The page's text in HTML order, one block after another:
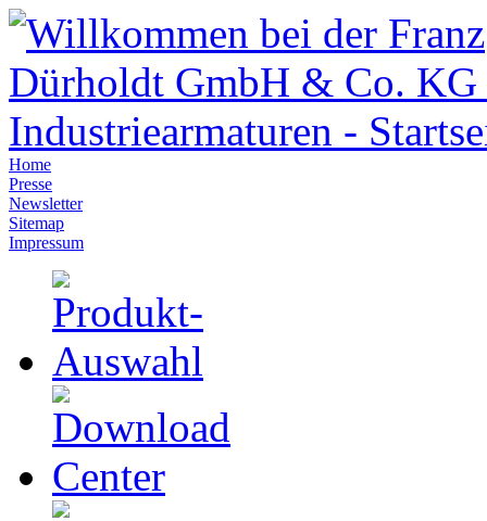
Home
Presse
Newsletter
Sitemap
Impressum